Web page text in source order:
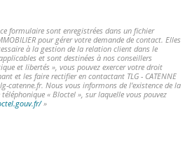
formulaire sont enregistrées dans un fichier
pour gérer votre demande de contact. Elles
à la gestion de la relation client dans le
et sont destinées à nos conseillers
et libertés », vous pouvez exercer votre droit
et les faire rectifier en contactant TLG - CATENNE
catenne.fr. Nous vous informons de l'existence de la
« Bloctel », sur laquelle vous pouvez
»